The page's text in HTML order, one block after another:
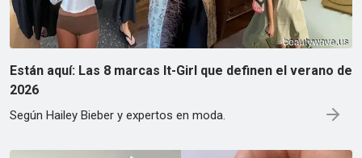
Están aquí: Las 8 marcas It-Girl que definen el verano de
2026
Según Hailey Bieber y expertos en moda.